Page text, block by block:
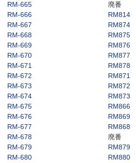
RM-665
廃番
RM-666
RM814
RM-667
RM874
RM-668
RM875
RM-669
RM876
RM-670
RM877
RM-671
RM878
RM-672
RM871
RM-673
RM872
RM-674
RM873
RM-675
RM866
RM-676
RM869
RM-677
RM868
RM-678
廃番
RM-679
RM879
RM-680
RM880